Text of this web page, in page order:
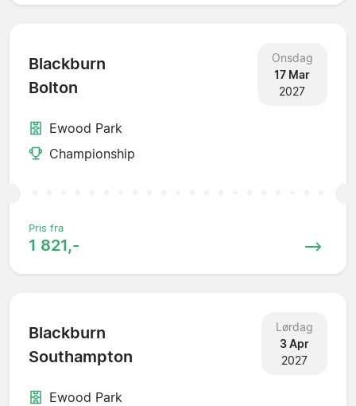
Blackburn
Bolton
Onsdag
17 Mar
2027
Ewood Park
Championship
Pris fra
1 821,-
Blackburn
Southampton
Lørdag
3 Apr
2027
Ewood Park